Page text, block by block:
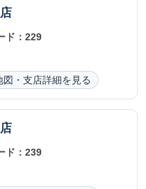
ド：229
図・支店詳細を見る
ド：239